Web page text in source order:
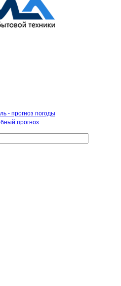
- прогноз погоды
прогноз